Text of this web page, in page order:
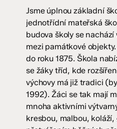
Jsme úplnou základní
jednotřídní mateřská
budova školy se
mezi památkové
do roku 1875. Škola
se žáky tříd, kde
výchovy má již tradici
1992). Žáci se tak mají
mnoha aktivními
kresbou, malbou,